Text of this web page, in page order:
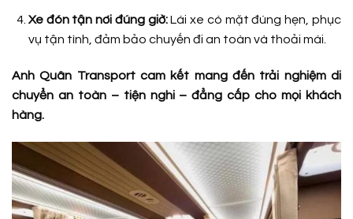
Xe đón tận nơi đúng giờ:Lái xe có mặt đúng hẹn, phục
vụ tận tình, đảm bảo chuyến đi an toàn và thoải mái.
Anh Quân Transport cam kết mang đến trải nghiệm di
chuyển an toàn – tiện nghi – đẳng cấp cho mọi khách
hàng.